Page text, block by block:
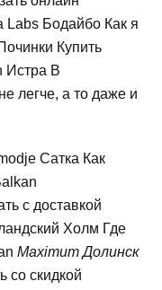
Labs Бодайбо Как я
Купить
Истра В
легче, а то даже и
Сатка Как
с доставкой
Холм Где
Maximum Долинск
со скидкой